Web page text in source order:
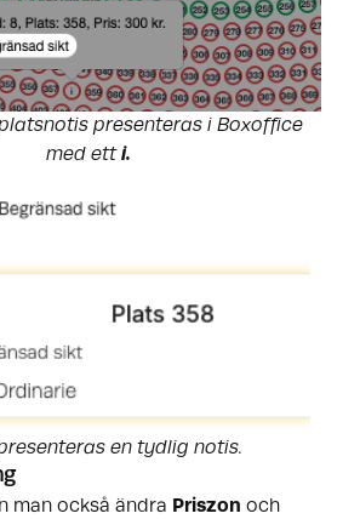
presenteras i Boxoffice
med etti.
en tydlig notis.
man också ändra Priszon och